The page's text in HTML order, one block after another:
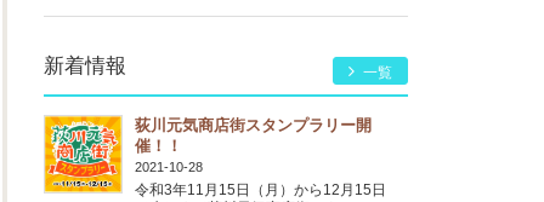
新着情報 一覧
荻川元気商店街スタンプラリー開
催！！
2021-10-28
令和3年11月15日（月）から12月15日